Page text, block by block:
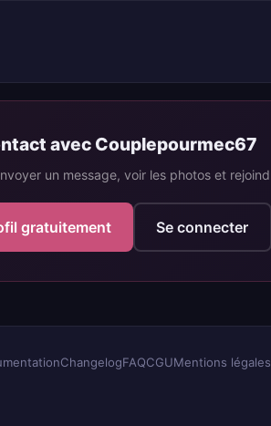
avec Couplepourmec67
un message, voir les photos et
gratuitement Se connecter
ChangelogFAQCGUMentions légales